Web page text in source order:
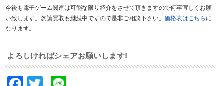
今後も電子ゲーム関連は可能な限り紹介をさせて頂きますので何卒宜しくお願
い致します。勿論買取も継続中ですので是非ご相談下さい。価格表はこちら に
なります。
よろしければシェアお願いします!